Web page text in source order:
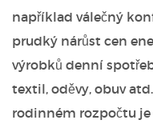
například válečný
prudký nárůst cen
výrobků denní
textil, oděvy, obuv
rodinném rozpočtu